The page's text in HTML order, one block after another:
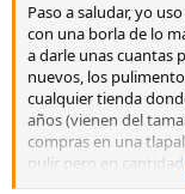
Paso a saludar, yo
con una borla de lo
a darle unas cuantas
nuevos, los
cualquier tienda
años (vienen del
compras en una
pulir pero en